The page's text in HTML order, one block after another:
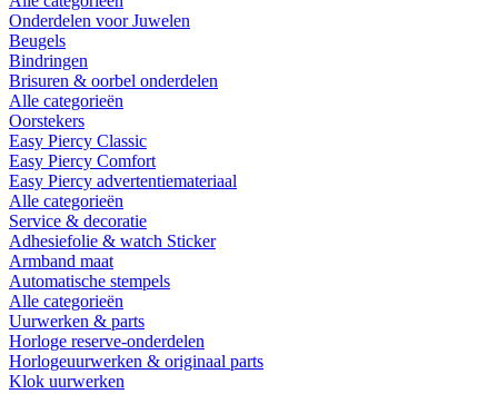
Onderdelen voor Juwelen
Beugels
Bindringen
Brisuren & oorbel onderdelen
Alle categorieën
Oorstekers
Easy Piercy Classic
Easy Piercy Comfort
Easy Piercy advertentiemateriaal
Alle categorieën
Service & decoratie
Adhesiefolie & watch Sticker
Armband maat
Automatische stempels
Alle categorieën
Uurwerken & parts
Horloge reserve-onderdelen
Horlogeuurwerken & originaal parts
Klok uurwerken